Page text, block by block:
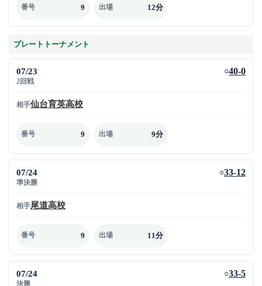
番号 9 出場 12分
プレートトーナメント
07/23
2回戦
○40-0
相手仙台育英高校
番号 9 出場 9分
07/24
準決勝
○33-12
相手尾道高校
番号 9 出場 11分
07/24
決勝
○33-5